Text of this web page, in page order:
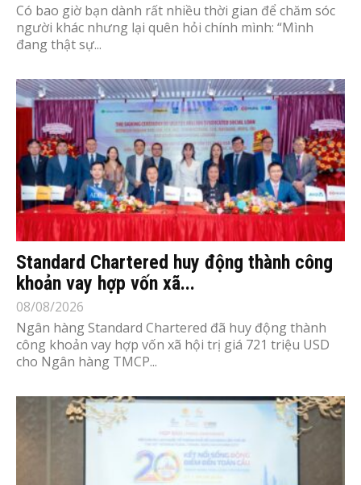
Có bao giờ bạn dành rất nhiều thời gian để chăm sóc
người khác nhưng lại quên hỏi chính mình: “Mình
đang thật sự...
Standard Chartered huy động thành công
khoản vay hợp vốn xã...
08/08/2026
Ngân hàng Standard Chartered đã huy động thành
công khoản vay hợp vốn xã hội trị giá 721 triệu USD
cho Ngân hàng TMCP...